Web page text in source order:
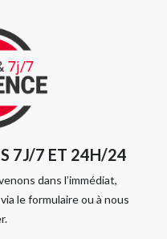
7J/7 ET 24H/24
dans l’immédiat,
le formulaire ou à nous